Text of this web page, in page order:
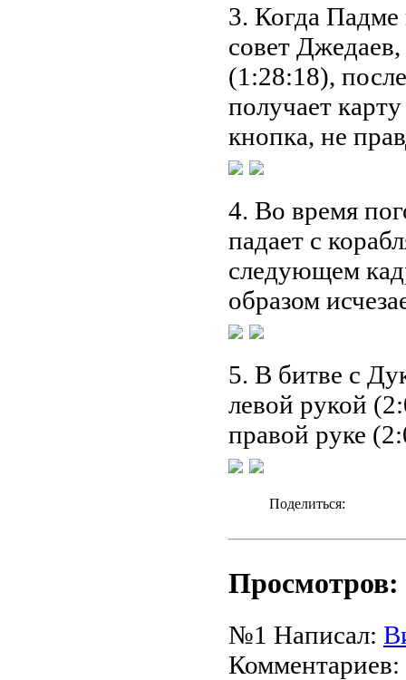
3. Когда
совет
(1:28:18),
получает
кнопка, не
4. Во время
падает с
следующем
образом
5. В битве с
левой рукой
правой руке
Поделиться:
Просмотров:
№1 Написал:
Комментариев: